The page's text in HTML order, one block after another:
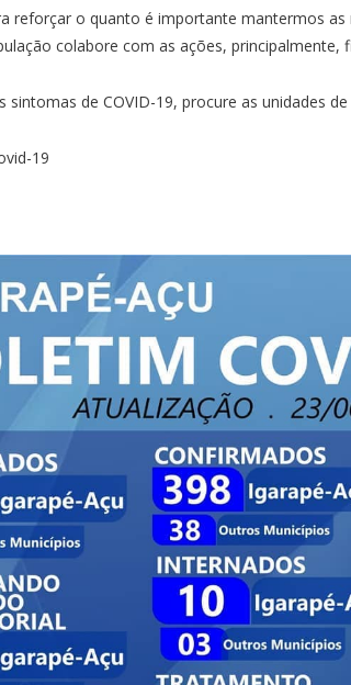
reforçar o quanto é importante mantermos as
colabore com as ações, principalmente,
sintomas de COVID-19, procure as unidades
19